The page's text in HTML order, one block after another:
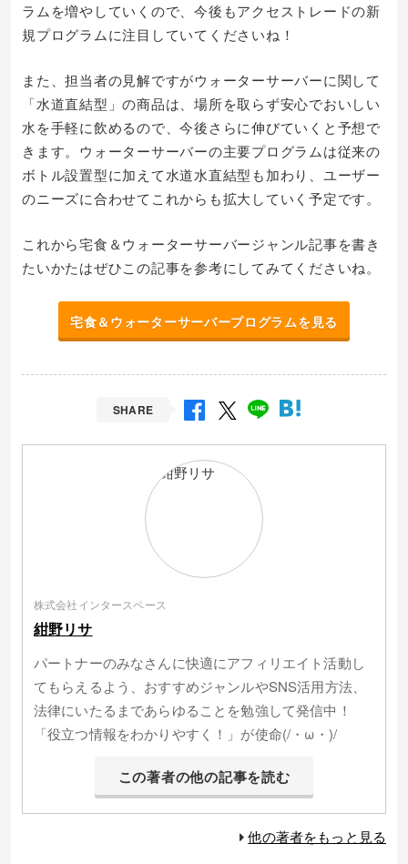
ラムを増やしていくので、今後もアクセストレードの新
規プログラムに注目していてくださいね！
また、担当者の見解ですがウォーターサーバーに関して
「水道直結型」の商品は、場所を取らず安心でおいしい
水を手軽に飲めるので、今後さらに伸びていくと予想で
きます。ウォーターサーバーの主要プログラムは従来の
ボトル設置型に加えて水道水直結型も加わり、ユーザー
のニーズに合わせてこれからも拡大していく予定です。
これから宅食＆ウォーターサーバージャンル記事を書き
たいかたはぜひこの記事を参考にしてみてくださいね。
宅食＆ウォーターサーバープログラムを見る
SHARE
株式会社インタースペース
紺野リサ
パートナーのみなさんに快適にアフィリエイト活動し
てもらえるよう、おすすめジャンルやSNS活用方法、
法律にいたるまであらゆることを勉強して発信中！
「役立つ情報をわかりやすく！」が使命(/・ω・)/
この著者の他の記事を読む
他の著者をもっと見る